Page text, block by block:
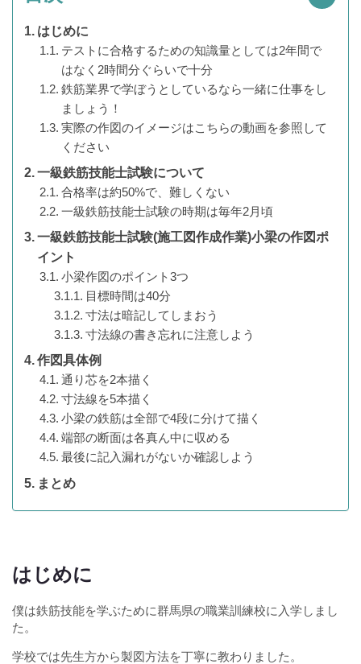
はじめに
テストに合格するための知識量としては2年間で
はなく2時間分ぐらいで十分
鉄筋業界で学ぼうとしているなら一緒に仕事をし
ましょう！
実際の作図のイメージはこちらの動画を参照して
ください
一級鉄筋技能士試験について
合格率は約50%で、難しくない
一級鉄筋技能士試験の時期は毎年2月頃
一級鉄筋技能士試験(施工図作成作業)小梁の作図ポ
イント
小梁作図のポイント3つ
目標時間は40分
寸法は暗記してしまおう
寸法線の書き忘れに注意しよう
作図具体例
通り芯を2本描く
寸法線を5本描く
小梁の鉄筋は全部で4段に分けて描く
端部の断面は各真ん中に収める
最後に記入漏れがないか確認しよう
まとめ
はじめに
僕は鉄筋技能を学ぶために群馬県の職業訓練校に入学しまし
た。
学校では先生方から製図方法を丁寧に教わりました。